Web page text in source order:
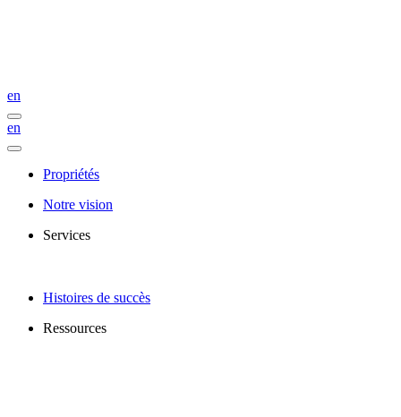
en
en
Propriétés
Notre vision
Services
Histoires de succès
Ressources